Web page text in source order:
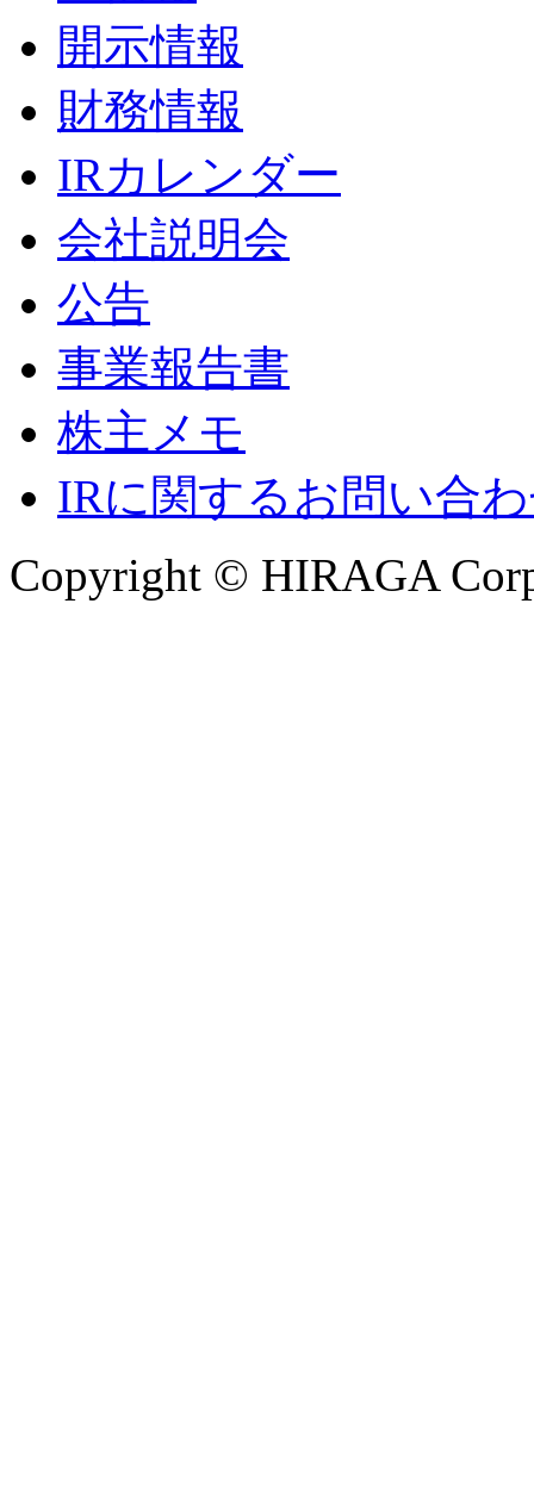
開示情報
財務情報
IRカレンダー
会社説明会
公告
事業報告書
株主メモ
IRに関するお問い合
Copyright © HIRAGA